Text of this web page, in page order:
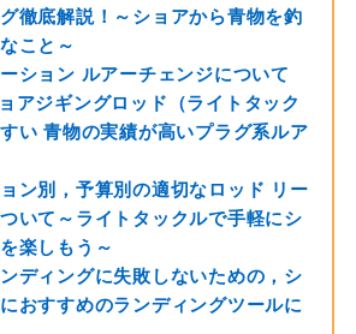
徹底解説！～ショアから青物を釣
こと～
ション ルアーチェンジについて
アジギングロッド（ライトタック
い 青物の実績が高いプラグ系ルア
ン別，予算別の適切なロッド リー
いて～ライトタックルで手軽にシ
楽しもう～
ディングに失敗しないための，シ
おすすめのランディングツールに